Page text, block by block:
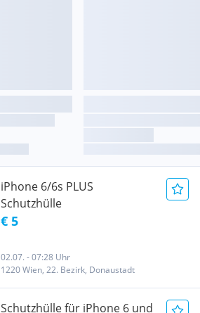
iPhone 6/6s PLUS
Schutzhülle
€ 5
02.07. - 07:28 Uhr
1220 Wien, 22. Bezirk, Donaustadt
Schutzhülle für iPhone 6 und